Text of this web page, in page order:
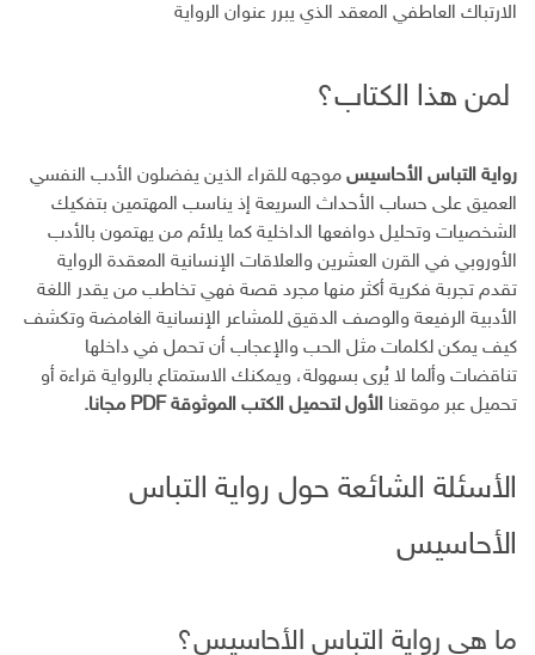
الارتباك العاطفي المعقد الذي يبرر عنوان الرواية
لمن هذا الكتاب؟
رواية التباس الأحاسيس موجهه للقراء الذين يفضلون الأدب النفسي
العميق على حساب الأحداث السريعة إذ يناسب المهتمين بتفكيك
الشخصيات وتحليل دوافعها الداخلية كما يلائم من يهتمون بالأدب
الأوروبي في القرن العشرين والعلاقات الإنسانية المعقدة الرواية
تقدم تجربة فكرية أكثر منها مجرد قصة فهي تخاطب من يقدر اللغة
الأدبية الرفيعة والوصف الدقيق للمشاعر الإنسانية الغامضة وتكشف
كيف يمكن لكلمات مثل الحب والإعجاب أن تحمل في داخلها
تناقضات وألما لا يُرى بسهولة، ويمكنك الاستمتاع بالرواية قراءة أو
تحميل عبر موقعنا الأول لتحميل الكتب الموثوقة PDF مجانا.
الأسئلة الشائعة حول رواية التباس
الأحاسيس
ما هي رواية التباس الأحاسيس؟